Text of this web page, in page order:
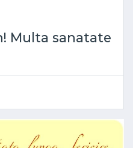
Multa sanatate